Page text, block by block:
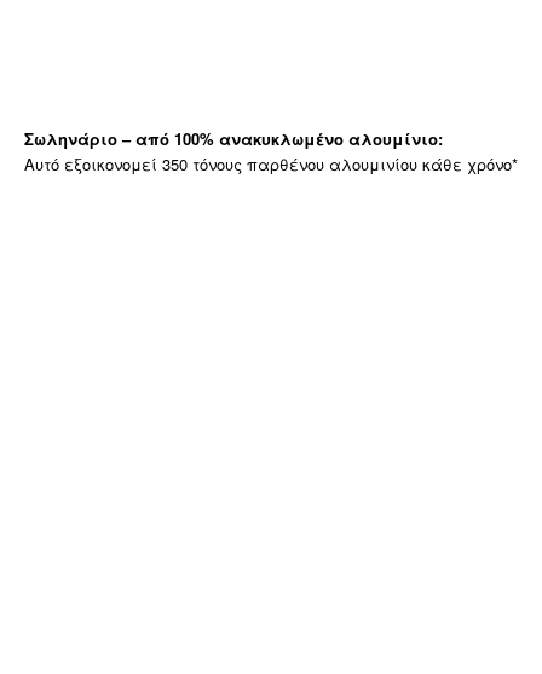
Σωληνάριο – από 100% ανακυκλωμένο αλουμίνιο:
Αυτό εξοικονομεί 350 τόνους παρθένου αλουμινίου κάθε χρόνο*